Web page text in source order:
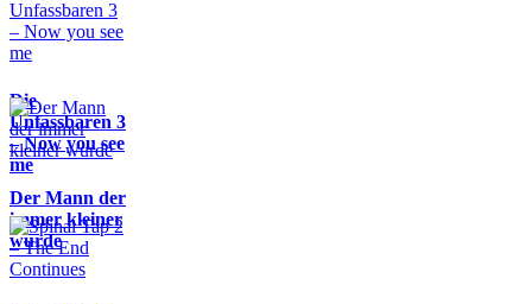
Die
Unfassbaren 3
– Now you see
me
Der Mann der
immer kleiner
wurde